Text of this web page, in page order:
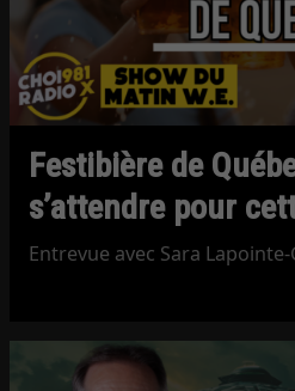
Festibière de
s’attendre pour
Entrevue avec Sara Lapointe-